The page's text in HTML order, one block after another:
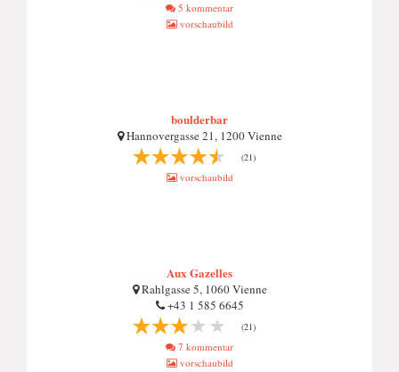
5 kommentar
vorschaubild
boulderbar
Hannovergasse 21, 1200 Vienne
(21)
vorschaubild
Aux Gazelles
Rahlgasse 5, 1060 Vienne
+43 1 585 6645
(21)
7 kommentar
vorschaubild